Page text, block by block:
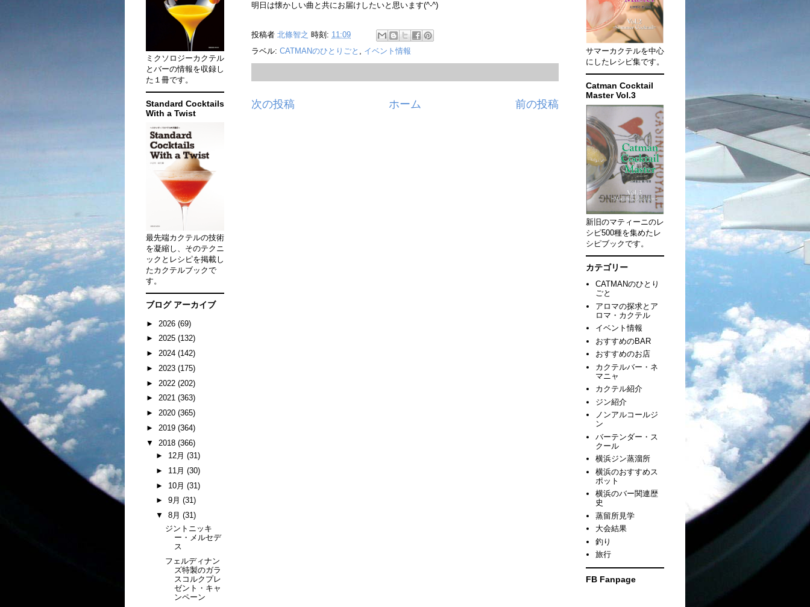
明日は懐かしい曲と共にお届けしたいと思います(^-^)
投稿者 北條智之 時刻: 11:09
ラベル: CATMANのひとりごと , イベント情報
次の投稿 前の投稿
ホーム
ミクソロジーカクテル
とバーの情報を収録し
た１冊です。
Standard Cocktails
With a Twist
最先端カクテルの技術
を凝縮し、そのテクニ
ックとレシピを掲載し
たカクテルブックで
す。
ブログ アーカイブ
► 2026 (69)
► 2025 (132)
► 2024 (142)
► 2023 (175)
► 2022 (202)
► 2021 (363)
► 2020 (365)
► 2019 (364)
▼ 2018 (366)
► 12月 (31)
► 11月 (30)
► 10月 (31)
► 9月 (31)
▼ 8月 (31)
ジントニッキ
ー・メルセデ
ス
フェルディナン
ズ特製のガラ
スコルクプレ
ゼント・キャ
ンペーン
サマーカクテルを中心
にしたレシピ集です。
Catman Cocktail
Master Vol.3
新旧のマティーニのレ
シピ500種を集めたレ
シピブックです。
カテゴリー
CATMANのひとり
ごと
アロマの探求とア
ロマ・カクテル
イベント情報
おすすめのBAR
おすすめのお店
カクテルバー・ネ
マニャ
カクテル紹介
ジン紹介
ノンアルコールジ
ン
バーテンダー・ス
クール
横浜ジン蒸溜所
横浜のおすすめス
ポット
横浜のバー関連歴
史
蒸留所見学
大会結果
釣り
旅行
FB Fanpage